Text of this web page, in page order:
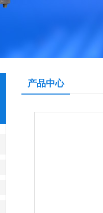
产品中心